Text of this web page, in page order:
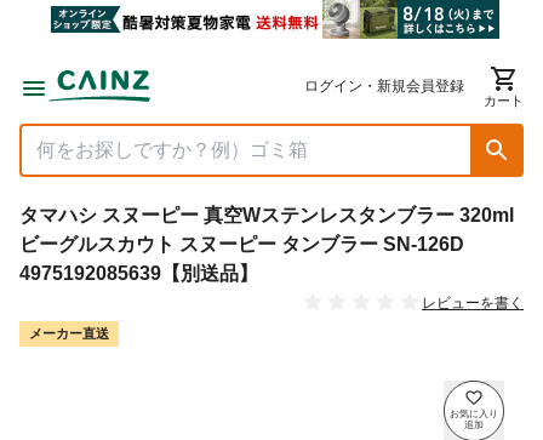
ログイン・新規会員登録
カート
タマハシ スヌーピー 真空Wステンレスタンブラー 320ml
ビーグルスカウト スヌーピー タンブラー SN-126D
4975192085639【別送品】
レビューを書く
メーカー直送